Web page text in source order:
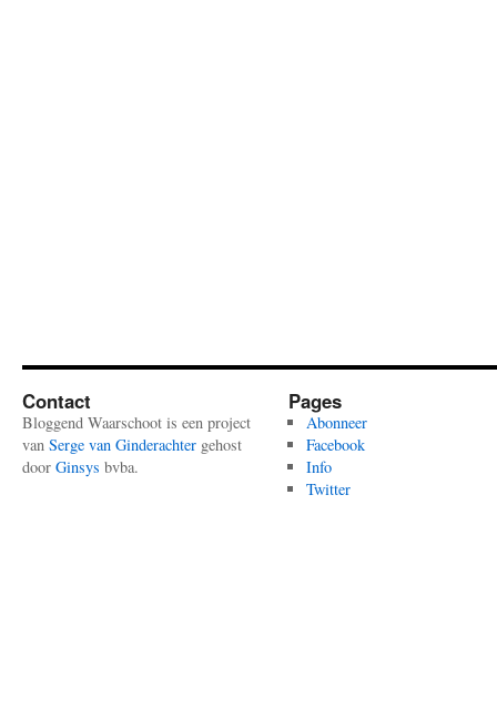
Contact
Bloggend Waarschoot is een project
van Serge van Ginderachter gehost
door Ginsys bvba.
Pages
Abonneer
Facebook
Info
Twitter